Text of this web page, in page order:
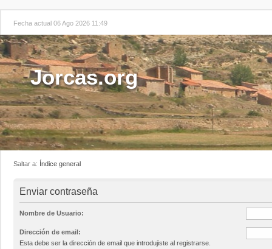
Fecha actual 06 Ago 2026 11:49
Jorcas.org
Saltar a: Índice general
Enviar contraseña
Nombre de Usuario:
Dirección de email:
Esta debe ser la dirección de email que introdujiste al registrarse.